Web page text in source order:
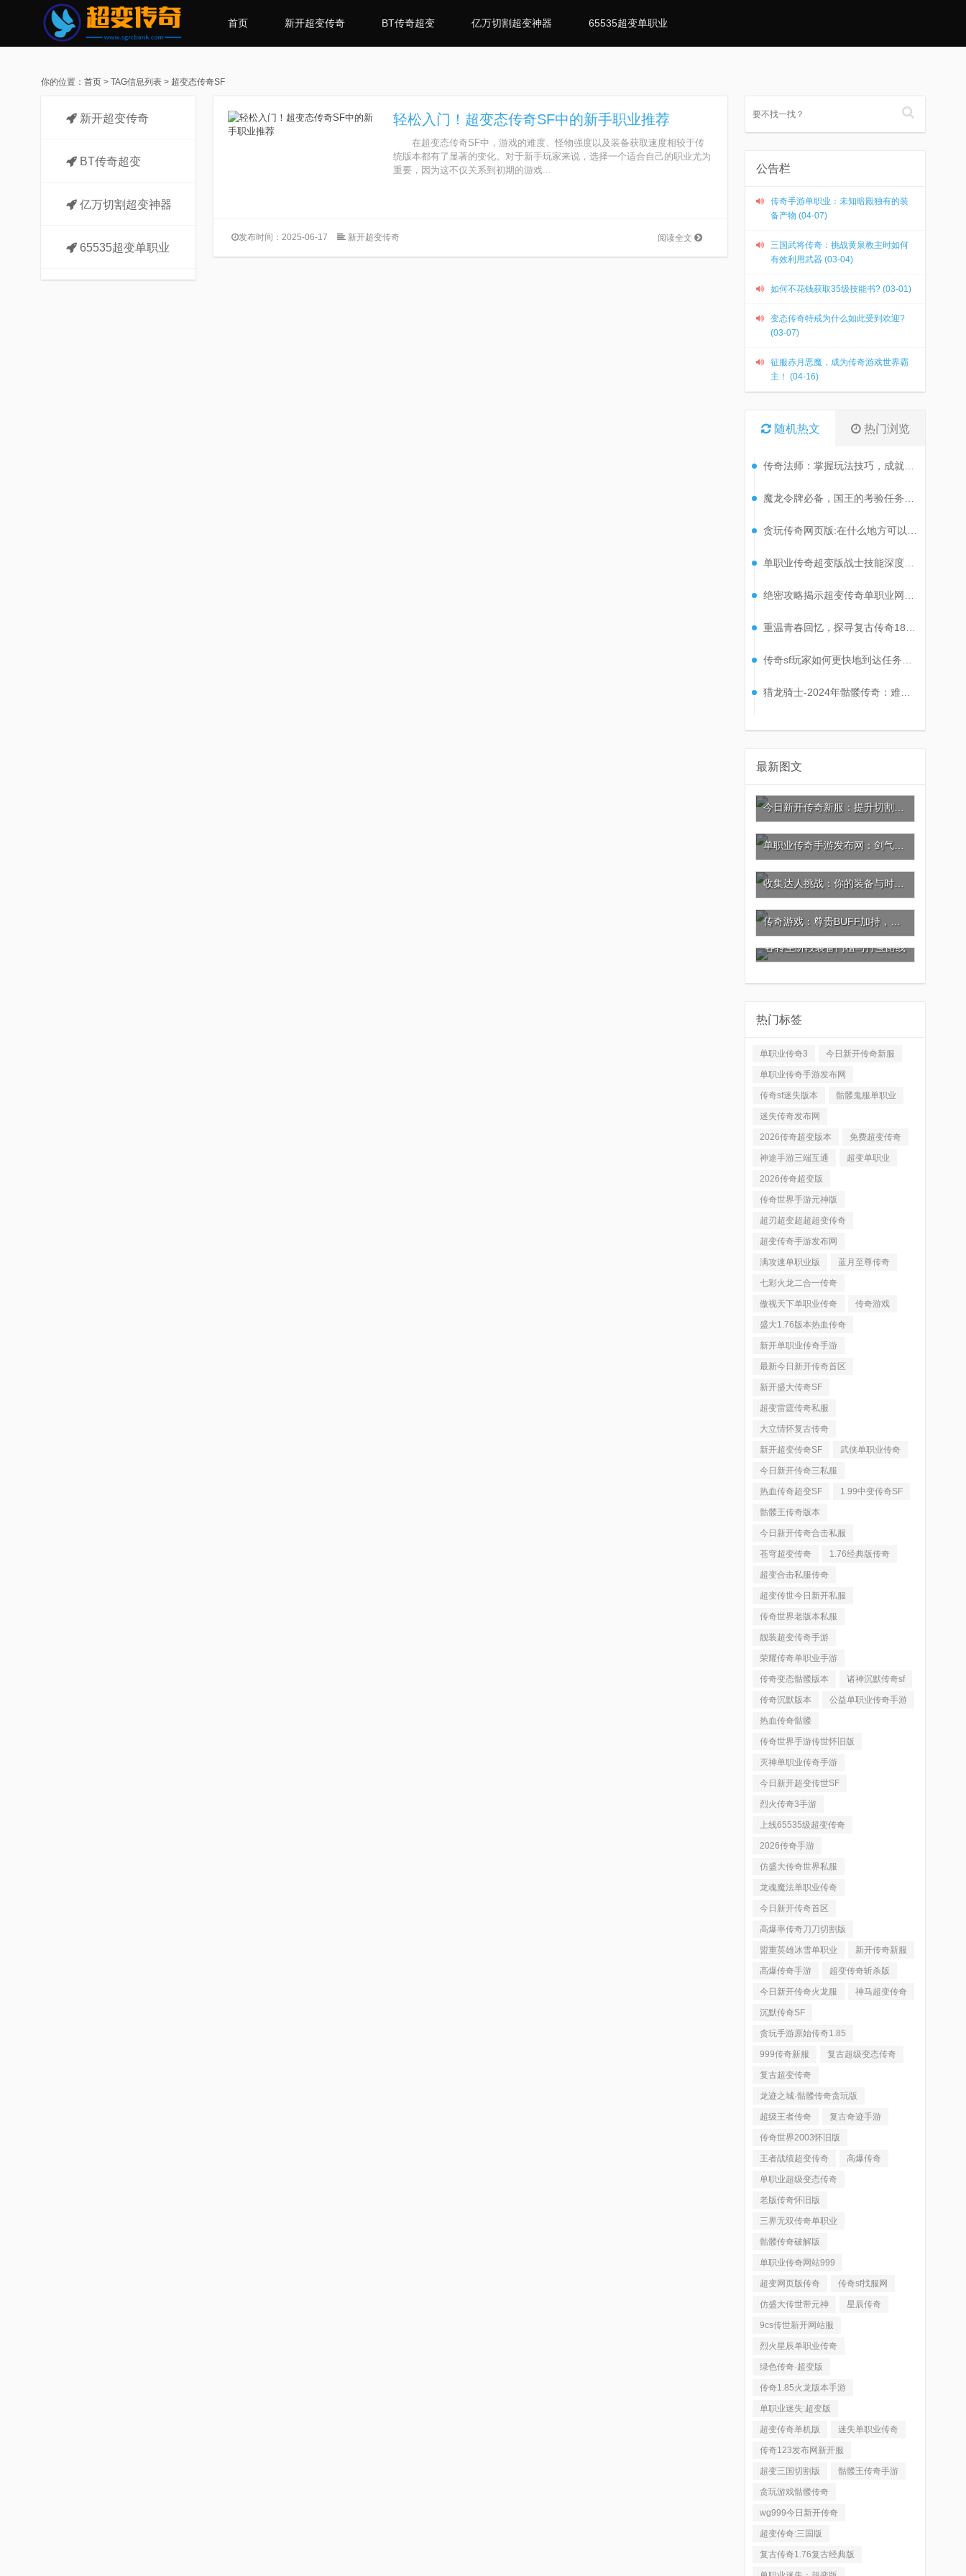
首页 新开超变传奇 BT传奇超变 亿万切割超变神器 65535超变单职业
你的位置： 首页 > TAG信息列表 > 超变态传奇SF
新开超变传奇
BT传奇超变
亿万切割超变神器
65535超变单职业
轻松入门！超变态传奇SF中的新手职业推荐
在超变态传奇SF中，游戏的难度、怪物强度以及装备获取速度相较于传
统版本都有了显著的变化。对于新手玩家来说，选择一个适合自己的职业尤为
重要，因为这不仅关系到初期的游戏...
阅读全文
发布时间：2025-06-17 新开超变传奇
公告栏
传奇手游单职业：未知暗殿独有的装
备产物 (04-07)
三国武将传奇：挑战黄泉教主时如何
有效利用武器 (03-04)
如何不花钱获取35级技能书? (03-01)
变态传奇特戒为什么如此受到欢迎?
(03-07)
征服赤月恶魔，成为传奇游戏世界霸
主！ (04-16)
随机热文 热门浏览
最新图文
各转生阶段装备门槛与打宝路线
热门标签
单职业传奇3 今日新开传奇新服
单职业传奇手游发布网
传奇sf迷失版本 骷髅鬼服单职业
迷失传奇发布网
2026传奇超变版本 免费超变传奇
神途手游三端互通 超变单职业
2026传奇超变版
传奇世界手游元神版
超刃超变超超超变传奇
超变传奇手游发布网
满攻速单职业版 蓝月至尊传奇
七彩火龙二合一传奇
傲视天下单职业传奇 传奇游戏
盛大1.76版本热血传奇
新开单职业传奇手游
最新今日新开传奇首区
新开盛大传奇SF
超变雷霆传奇私服
大立情怀复古传奇
新开超变传奇SF 武侠单职业传奇
今日新开传奇三私服
热血传奇超变SF 1.99中变传奇SF
骷髅王传奇版本
今日新开传奇合击私服
苍穹超变传奇 1.76经典版传奇
超变合击私服传奇
超变传世今日新开私服
传奇世界老版本私服
靓装超变传奇手游
荣耀传奇单职业手游
传奇变态骷髅版本 诸神沉默传奇sf
传奇沉默版本 公益单职业传奇手游
热血传奇骷髅
传奇世界手游传世怀旧版
灭神单职业传奇手游
今日新开超变传世SF
烈火传奇3手游
上线65535级超变传奇
2026传奇手游
仿盛大传奇世界私服
龙魂魔法单职业传奇
今日新开传奇首区
高爆率传奇刀刀切割版
盟重英雄冰雪单职业 新开传奇新服
高爆传奇手游 超变传奇斩杀版
今日新开传奇火龙服 神马超变传奇
沉默传奇SF
贪玩手游原始传奇1.85
999传奇新服 复古超级变态传奇
复古超变传奇
龙迹之城·骷髅传奇贪玩版
超级王者传奇 复古奇迹手游
传奇世界2003怀旧版
王者战绩超变传奇 高爆传奇
单职业超级变态传奇
老版传奇怀旧版
三界无双传奇单职业
骷髅传奇破解版
单职业传奇网站999
超变网页版传奇 传奇sf找服网
仿盛大传世带元神 星辰传奇
9cs传世新开网站服
烈火星辰单职业传奇
绿色传奇·超变版
传奇1.85火龙版本手游
单职业迷失:超变版
超变传奇单机版 迷失单职业传奇
传奇123发布网新开服
超变三国切割版 骷髅王传奇手游
贪玩游戏骷髅传奇
wg999今日新开传奇
超变传奇:三国版
复古传奇1.76复古经典版